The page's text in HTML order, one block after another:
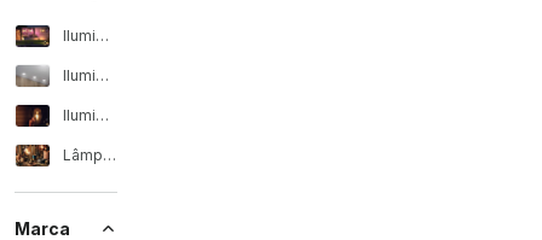
Iluminação exterior
Iluminação interior
Iluminação profissional
Lâmpadas, tubos e acessórios
Marca